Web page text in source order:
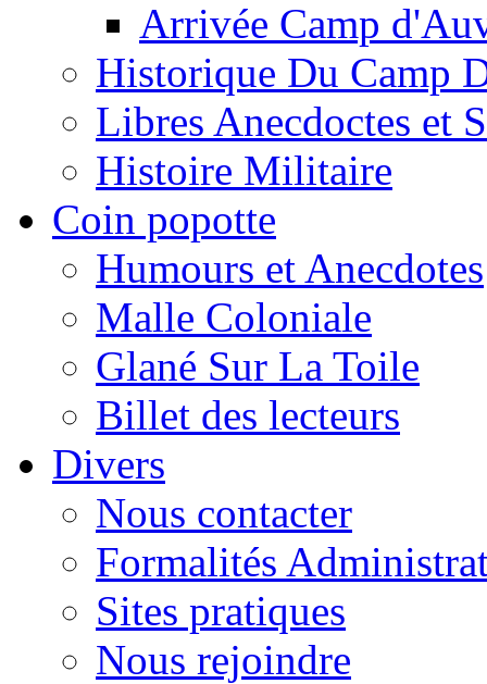
Arrivée Camp
Historique Du Camp
Libres Anecdoctes et
Histoire Militaire
Coin popotte
Humours et Anecdotes
Malle Coloniale
Glané Sur La Toile
Billet des lecteurs
Divers
Nous contacter
Formalités
Sites pratiques
Nous rejoindre